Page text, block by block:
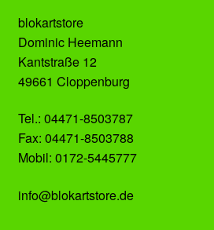
blokartstore
Dominic Heemann
Kantstraße 12
49661 Cloppenburg
Tel.: 04471-8503787
Fax: 04471-8503788
Mobil: 0172-5445777
info@blokartstore.de